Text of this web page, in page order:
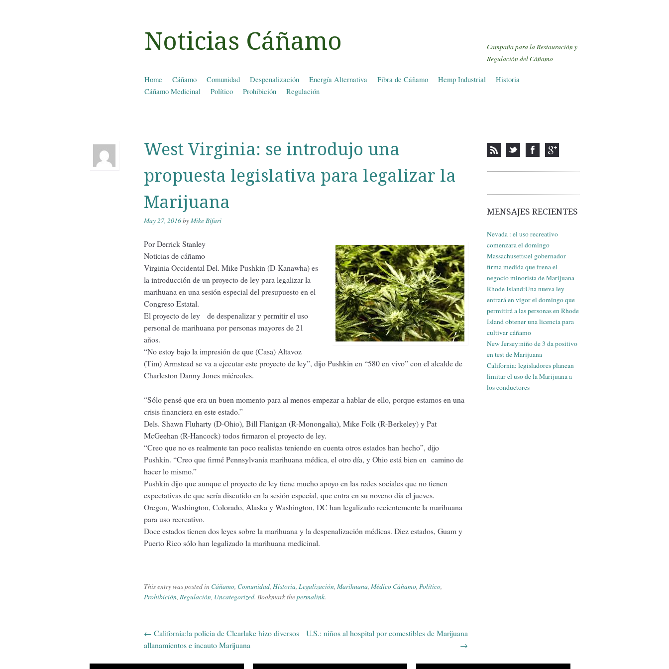
Noticias Cáñamo
Campaña para la Restauración y
Regulación del Cáñamo
Menu
Skip to content
Home Cáñamo Comunidad Despenalización Energía Alternativa Fibra de Cáñamo Hemp Industrial
Historia
Cáñamo Medicinal
Político Prohibición Regulación
West Virginia: se introdujo una
propuesta legislativa para legalizar la
Marijuana
May 27, 2016byMike Bifari
Por Derrick Stanley
Noticias de cáñamo
Virginia Occidental Del. Mike Pushkin (D-Kanawha) es
la introducción de un proyecto de ley para legalizar la
marihuana en una sesión especial del presupuesto en el
Congreso Estatal.
El proyecto de ley de despenalizar y permitir el uso
personal de marihuana por personas mayores de 21
años.
“No estoy bajo la impresión de que (Casa) Altavoz
(Tim) Armstead se va a ejecutar este proyecto de ley”, dijo Pushkin en “580 en vivo” con el alcalde de
Charleston Danny Jones miércoles.
“Sólo pensé que era un buen momento para al menos empezar a hablar de ello, porque estamos en una
crisis financiera en este estado.”
Dels. Shawn Fluharty (D-Ohio), Bill Flanigan (R-Monongalia), Mike Folk (R-Berkeley) y Pat
McGeehan (R-Hancock) todos firmaron el proyecto de ley.
“Creo que no es realmente tan poco realistas teniendo en cuenta otros estados han hecho”, dijo
Pushkin. “Creo que firmé Pennsylvania marihuana médica, el otro día, y Ohio está bien en camino de
hacer lo mismo.”
Pushkin dijo que aunque el proyecto de ley tiene mucho apoyo en las redes sociales que no tienen
expectativas de que sería discutido en la sesión especial, que entra en su noveno día el jueves.
Oregon, Washington, Colorado, Alaska y Washington, DC han legalizado recientemente la marihuana
para uso recreativo.
Doce estados tienen dos leyes sobre la marihuana y la despenalización médicas. Diez estados, Guam y
Puerto Rico sólo han legalizado la marihuana medicinal.
This entry was posted in Cáñamo, Comunidad, Historia, Legalización, Marihuana, Médico Cáñamo, Político,
Prohibición, Regulación, Uncategorized. Bookmark thepermalink.
Post navigation
← California:la policia de Clearlake hizo diversos
allanamientos e incauto Marijuana
U.S.: niños al hospital por comestibles de Marijuana
→
MENSAJES RECIENTES
Nevada : el uso recreativo
comenzara el domingo
Massachusetts:el gobernador
firma medida que frena el
negocio minorista de Marijuana
Rhode Island:Una nueva ley
entrará en vigor el domingo que
permitirá a las personas en Rhode
Island obtener una licencia para
cultivar cáñamo
New Jersey:niño de 3 da positivo
en test de Marijuana
California: legisladores planean
limitar el uso de la Marijuana a
los conductores